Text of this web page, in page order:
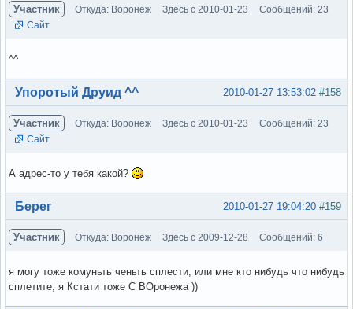
Участник Откуда: Воронеж Здесь с 2010-01-23
Сообщений: 23
Сайт
^^
Вне форума #158
2010-01-27 13:53:02
Упоротый Друид ^^
Участник Откуда: Воронеж Здесь с 2010-01-23
Сообщений: 23
Сайт
А адрес-то у тебя какой?
Вне форума #159
2010-01-27 19:04:20
Берег
Участник Откуда: Воронеж Здесь с 2009-12-28 Сообщений: 6
я могу тоже комуньть ченьть сплести, или мне кто нибудь что нибудь
сплетите, я Кстати тоже С ВОронежа ))